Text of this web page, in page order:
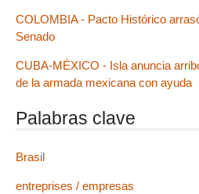
COLOMBIA - Pacto Histórico
Senado
CUBA-MÉXICO - Isla anuncia
de la armada mexicana con ayuda
Palabras clave
Brasil
entreprises / empresas